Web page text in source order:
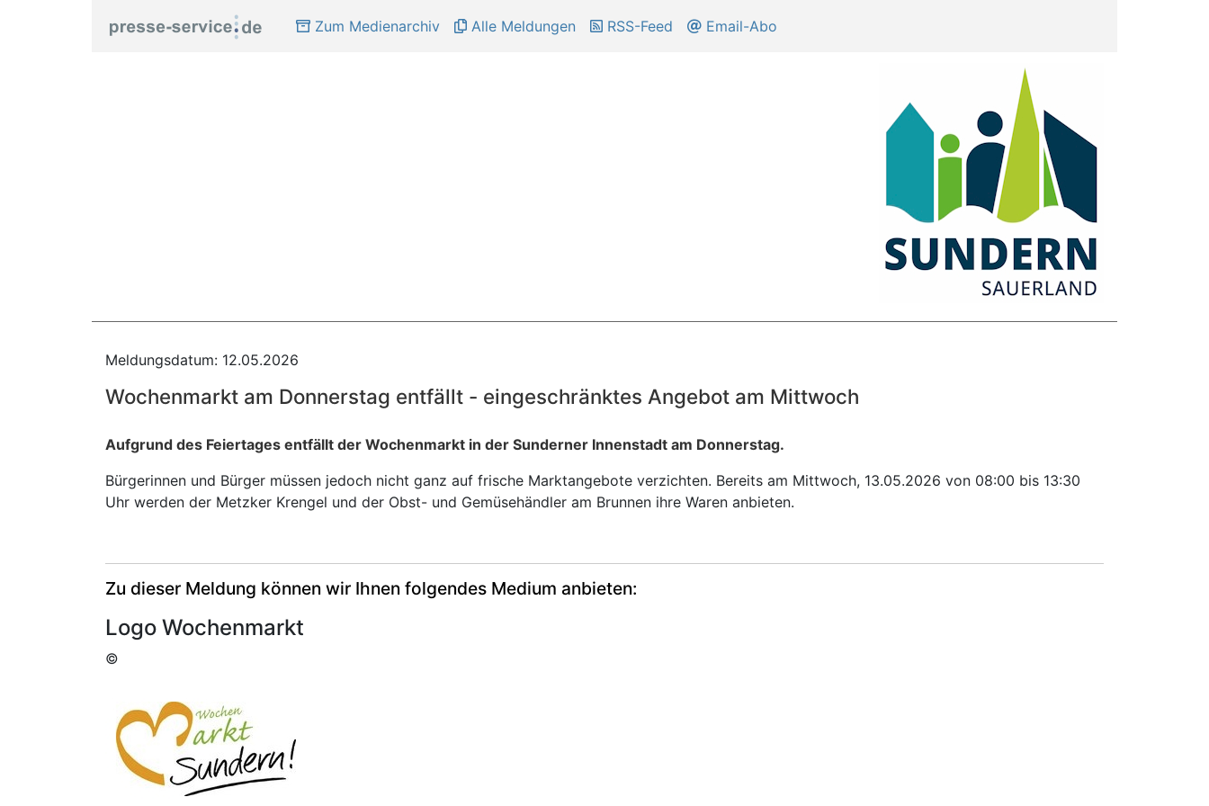
Zum Medienarchiv Alle Meldungen RSS-Feed Email-Abo
Meldungsdatum: 12.05.2026
Wochenmarkt am Donnerstag entfällt - eingeschränktes Angebot am Mittwoch
Aufgrund des Feiertages entfällt der Wochenmarkt in der Sunderner Innenstadt am Donnerstag.
Bürgerinnen und Bürger müssen jedoch nicht ganz auf frische Marktangebote verzichten. Bereits am Mittwoch, 13.05.2026 von 08:00 bis 13:30
Uhr werden der Metzker Krengel und der Obst- und Gemüsehändler am Brunnen ihre Waren anbieten.
Zu dieser Meldung können wir Ihnen folgendes Medium anbieten:
Logo Wochenmarkt
©